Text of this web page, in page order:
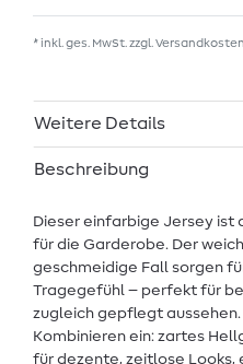
* inkl. ges. MwSt. zzgl. Versandkosten
Weitere Details
Beschreibung
Dieser einfarbige Jersey ist
für die Garderobe. Der
geschmeidige Fall sorgen
Tragegefühl – perfekt für
zugleich gepflegt
Kombinieren ein: zartes
für dezente, zeitlose Looks,